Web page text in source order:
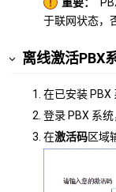
于联网状态，
离线激活PBX
在已安装 PBX
登录 PBX 系
在激活码区域